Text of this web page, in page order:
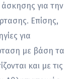
άσκησης για την
Επίσης,
για
με βάση τα
και με τις